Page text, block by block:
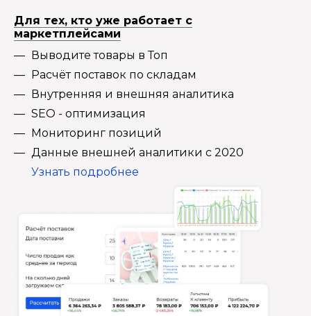
Для тех, кто уже работает с
маркетплейсами
Выводите товары в Топ
Расчёт поставок по складам
Внутренняя и внешняя аналитика
SEO - оптимизация
Мониторинг позиций
Данные внешней аналитики с 2020
Узнать подробнее